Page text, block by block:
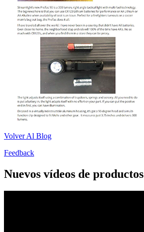
Volver Al Blog
Feedback
Nuevos vídeos de productos